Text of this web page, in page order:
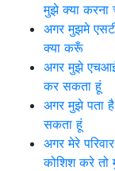
मुझे क्या करना
अगर मुझमे
क्या करूँ
अगर मुझे
कर सकता हूं
अगर मुझे पता
सकता हूं
अगर मेरे
कोशिश करे तो